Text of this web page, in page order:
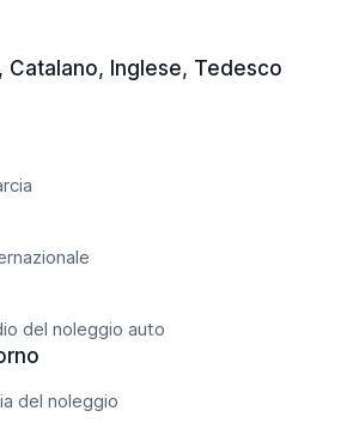
Catalano, Inglese, Tedesco
del noleggio auto
del noleggio